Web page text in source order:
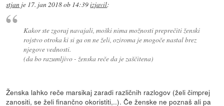
stjan je 17. jan 2018 ob 14:39izjavil:
Kakor ste zgoraj navajali, moški nima možnosti preprečiti ženski
rojstvo otroka ki si ga on ne želi, oziroma je mogoče nastal brez
njegove vednosti.
(da bo razumljivo - ženska reče da je zaščitena)
Ženska lahko reče marsikaj zaradi različnih razlogov (želi čimprej
zanositi, se želi finančno okoristiti,..). Če ženske ne poznaš ali pa